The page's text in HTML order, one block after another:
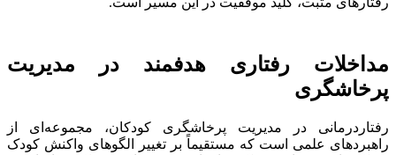
مداخلات رفتاری هدفمند در مدیریت
پرخاشگری
رفتاردرمانی در مدیریت پرخاشگری کودکان، مجموعه‌ای از
راهبردهای علمی است که مستقیماً بر تغییر الگوهای واکنش کودک